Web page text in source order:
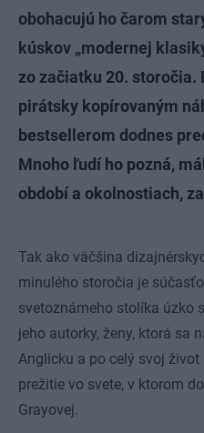
obohacujú ho čarom
kúskov „modernej
zo začiatku 20.
pirátsky kopírovaným
bestsellerom dodnes
Mnoho ľudí ho pozná,
období a okolnostiach,
Tak ako väčšina
minulého storočia je
svetoznámeho stolíka úzko
jeho autorky, ženy, ktorá sa
Anglicku a po celý svoj
prežitie vo svete, v ktorom
Grayovej.